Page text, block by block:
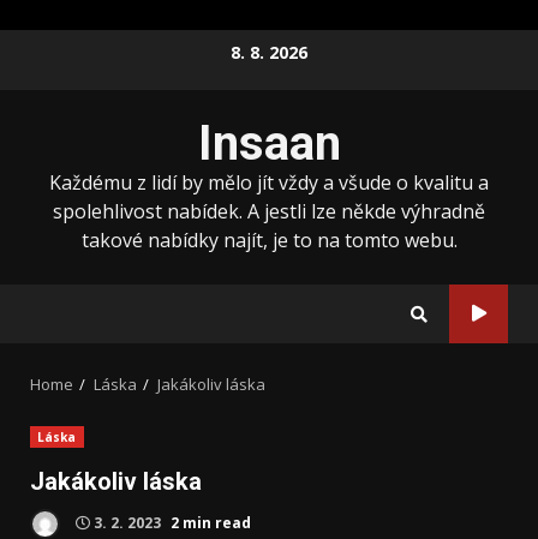
8. 8. 2026
Insaan
Každému z lidí by mělo jít vždy a všude o kvalitu a
spolehlivost nabídek. A jestli lze někde výhradně
takové nabídky najít, je to na tomto webu.
Home Láska Jakákoliv láska
Láska
Jakákoliv láska
3. 2. 2023 2 min read